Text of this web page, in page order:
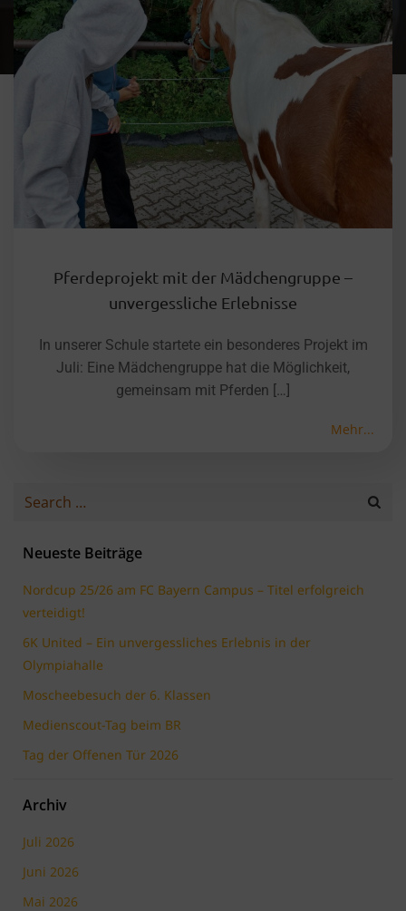
Pferdeprojekt mit der Mädchengruppe –
unvergessliche Erlebnisse
In unserer Schule startete ein besonderes Projekt im
Juli: Eine Mädchengruppe hat die Möglichkeit,
gemeinsam mit Pferden […]
Mehr...
Search
Neueste Beiträge
Nordcup 25/26 am FC Bayern Campus – Titel erfolgreich
verteidigt!
6K United – Ein unvergessliches Erlebnis in der
Olympiahalle
Moscheebesuch der 6. Klassen
Medienscout-Tag beim BR
Tag der Offenen Tür 2026
Archiv
Juli 2026
Juni 2026
Mai 2026